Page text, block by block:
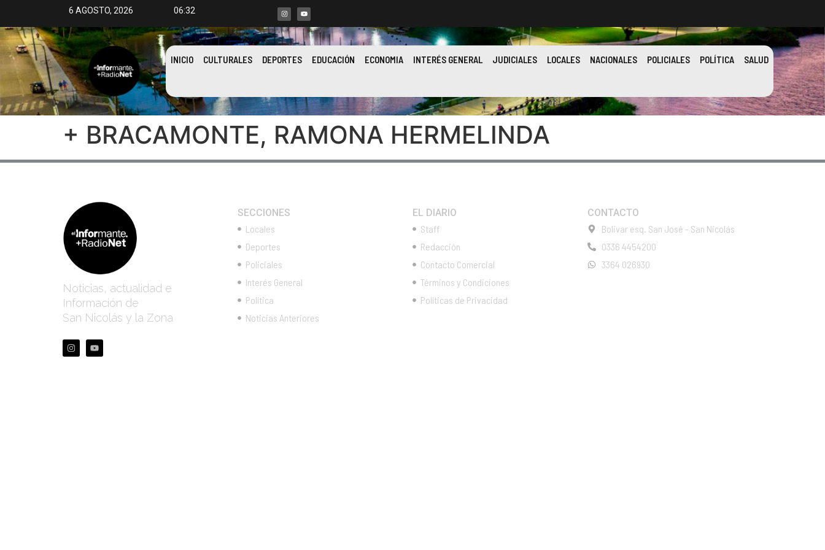
6 AGOSTO, 2026 06:32
INICIO CULTURALES DEPORTES EDUCACIÓN ECONOMIA INTERÉS GENERAL JUDICIALES LOCALES NACIONALES POLICIALES POLÍTICA SALUD
+ BRACAMONTE, RAMONA HERMELINDA
Noticias, actualidad e
Información de
San Nicolás y la Zona
SECCIONES
Locales
Deportes
Policiales
Interés General
Política
Noticias Anteriores
EL DIARIO
Staff
Redacción
Contacto Comercial
Términos y Condiciones
Políticas de Privacidad
CONTACTO
Bolivar esq. San José - San Nicolás
0336 4454200
3364 026930